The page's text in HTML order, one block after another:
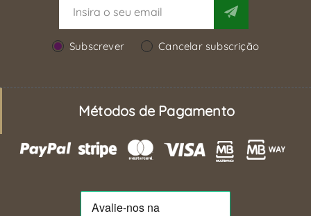
Subscrever Cancelar subscrição
Métodos de Pagamento